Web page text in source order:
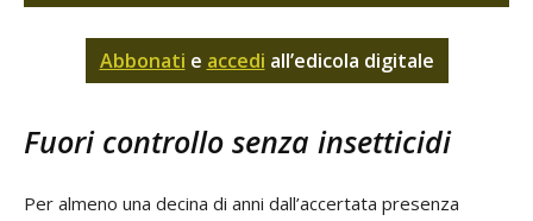
Abbonati e accedi all’edicola digitale
Fuori controllo senza insetticidi
Per almeno una decina di anni dall’accertata presenza